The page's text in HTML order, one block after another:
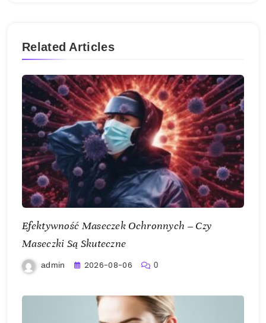
Related Articles
Efektywność Maseczek Ochronnych – Czy
Maseczki Są Skuteczne
admin 2026-08-06 0